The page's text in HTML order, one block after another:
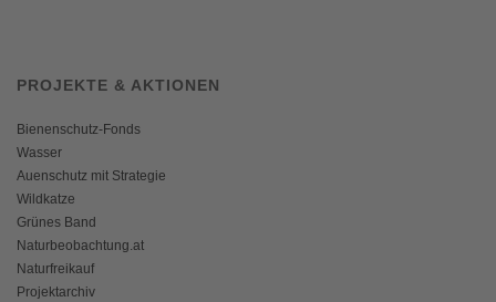
PROJEKTE & AKTIONEN
Bienenschutz-Fonds
Wasser
Auenschutz mit Strategie
Wildkatze
Grünes Band
Naturbeobachtung.at
Naturfreikauf
Projektarchiv